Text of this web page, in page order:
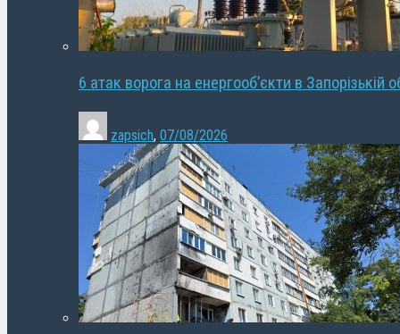
6 атак ворога на енергооб’єкти в Запорізькій
zapsich, 07/08/2026